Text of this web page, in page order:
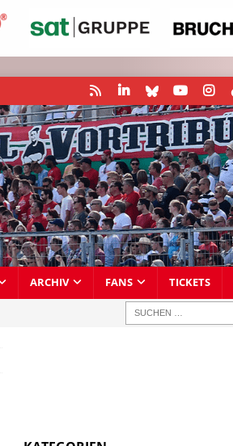
ARCHIV FANS TICKETS